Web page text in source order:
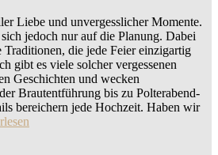
Liebe und unvergesslicher Momente.
jedoch nur auf die Planung. Dabei
Traditionen, die jede Feier einzigartig
gibt es viele solcher vergessenen
Geschichten und wecken
Brautentführung bis zu Polterabend-
bereichern jede Hochzeit. Haben wir